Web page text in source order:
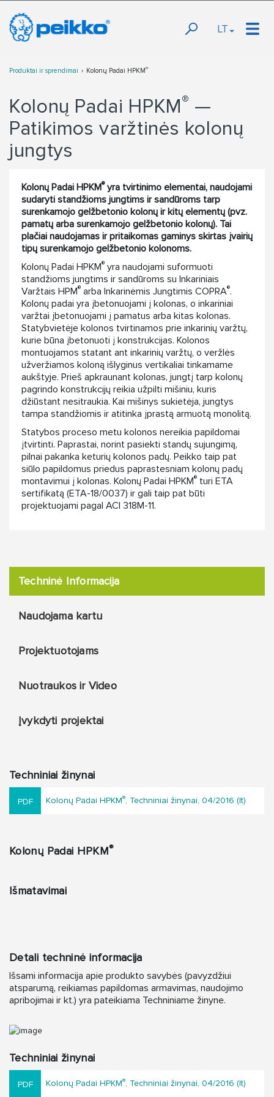
LT
Produktai ir sprendimai Kolonų Padai HPKM®
Kolonų Padai HPKM® —
Patikimos varžtinės kolonų
jungtys
Kolonų Padai HPKM®yra tvirtinimo elementai, naudojami
sudaryti standžioms jungtims ir sandūroms tarp
surenkamojo gelžbetonio kolonų ir kitų elementų (pvz.
pamatų arba surenkamojo gelžbetonio kolonų). Tai
plačiai naudojamas ir pritaikomas gaminys skirtas įvairių
tipų surenkamojo gelžbetonio kolonoms.
Kolonų Padai HPKM® yra naudojami suformuoti
standžioms jungtims ir sandūroms su Inkariniais
Varžtais HPM® arba Inkarinėmis Jungtimis COPRA®.
Kolonų padai yra įbetonuojami į kolonas, o inkariniai
varžtai įbetonuojami į pamatus arba kitas kolonas.
Statybvietėje kolonos tvirtinamos prie inkarinių varžtų,
kurie būna įbetonuoti į konstrukcijas. Kolonos
montuojamos statant ant inkarinių varžtų, o veržlės
užveržiamos koloną išlyginus vertikaliai tinkamame
aukštyje. Prieš apkraunant kolonas, jungtį tarp kolonų
pagrindo konstrukcijų reikia užpilti mišiniu, kuris
džiūstant nesitraukia. Kai mišinys sukietėja, jungtys
tampa standžiomis ir atitinka įprastą armuotą monolitą.
Statybos proceso metu kolonos nereikia papildomai
įtvirtinti. Paprastai, norint pasiekti standų sujungimą,
pilnai pakanka keturių kolonos padų. Peikko taip pat
siūlo papildomus priedus paprastesniam kolonų padų
montavimui į kolonas. Kolonų Padai HPKM® turi ETA
sertifikatą (ETA-18/0037) ir gali taip pat būti
projektuojami pagal ACI 318M-11.
Techninė Informacija
Naudojama kartu
Projektuotojams
Nuotraukos ir Video
Įvykdyti projektai
Techniniai žinynai
Kolonų Padai HPKM®, Techniniai žinynai, 04/2016 (lt)
Kolonų Padai HPKM®
Išmatavimai
Detali techninė informacija
Išsami informacija apie produkto savybės (pavyzdžiui
atsparumą, reikiamas papildomas armavimas, naudojimo
apribojimai ir kt.) yra pateikiama Techniniame žinyne.
Techniniai žinynai
Kolonų Padai HPKM®, Techniniai žinynai, 04/2016 (lt)